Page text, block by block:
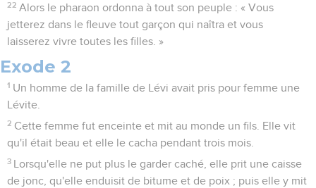
22 Alors le pharaon ordonna à tout son peuple : « Vous
jetterez dans le fleuve tout garçon qui naîtra et vous
laisserez vivre toutes les filles. »
Exode 2
1 Un homme de la famille de Lévi avait pris pour femme une
Lévite.
2 Cette femme fut enceinte et mit au monde un fils. Elle vit
qu'il était beau et elle le cacha pendant trois mois.
3
Lorsqu'elle ne put plus le garder caché, elle prit une caisse
de jonc, qu'elle enduisit de bitume et de poix ; puis elle y mit